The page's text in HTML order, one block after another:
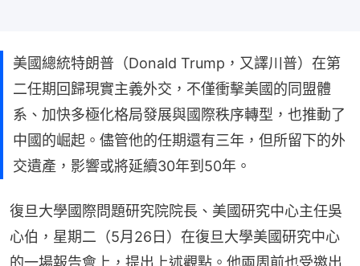
美國總統特朗普（Donald Trump，又譯川普）在第
二任期回歸現實主義外交，不僅衝擊美國的同盟體
系、加快多極化格局發展與國際秩序轉型，也推動了
中國的崛起。儘管他的任期還有三年，但所留下的外
交遺產，影響或將延續30年到50年。
復旦大學國際問題研究院院長、美國研究中心主任吳
心伯，星期二（5月26日）在復旦大學美國研究中心